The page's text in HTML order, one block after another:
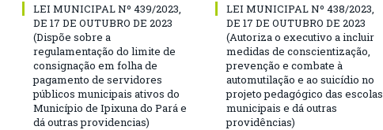
LEI MUNICIPAL Nº 439/2023,
DE 17 DE OUTUBRO DE 2023
(Dispõe sobre a
regulamentação do limite de
consignação em folha de
pagamento de servidores
públicos municipais ativos do
Município de Ipixuna do Pará e
dá outras providencias)
LEI MUNICIPAL Nº 438/2023,
DE 17 DE OUTUBRO DE 2023
(Autoriza o executivo a incluir
medidas de conscientização,
prevenção e combate à
automutilação e ao suicídio no
projeto pedagógico das escolas
municipais e dá outras
providências)